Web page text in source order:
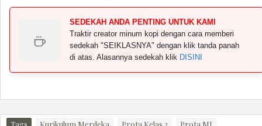
SEDEKAH ANDA PENTING UNTUK KAMI
Traktir creator minum kopi dengan cara memberi
sedekah "SEIKLASNYA" dengan klik tanda panah
di atas. Alasannya sedekah klik DISINI
Tags Kurikulum Merdeka Prota Kelas 2
Prota MI